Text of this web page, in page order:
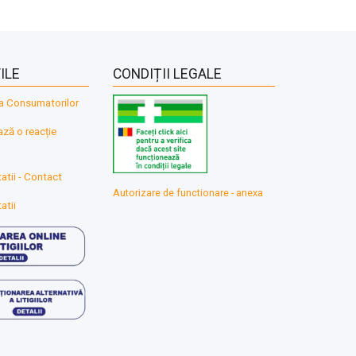
Consumatorilor
o reacție
- Contact
CONDIȚII LEGALE
Autorizare de functionare - anexa